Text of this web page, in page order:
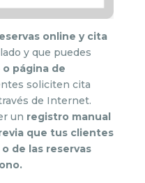
online y cita
y que puedes
página de
soliciten cita
de Internet.
un registro manual
que tus clientes
de las reservas